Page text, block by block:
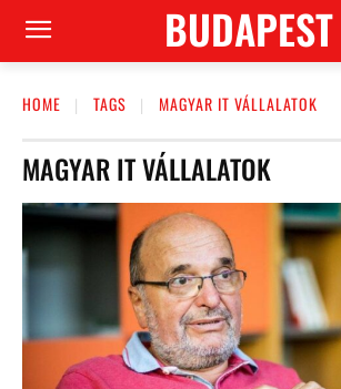
BUDAPEST
HOME TAGS MAGYAR IT VÁLLALATOK
MAGYAR IT VÁLLALATOK